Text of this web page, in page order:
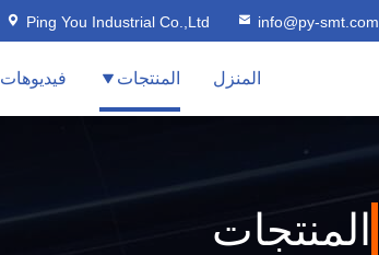
Ping You Industrial Co.,Ltd info@py-smt.com
المنزل المنتجات فيديوهات
المنتجات